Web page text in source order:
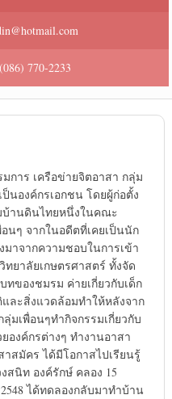
(086) 770-2233
การ เครือข่ายจิตอาสา กลุ่ม
นองค์กรเอกชน โดยผู้ก่อตั้ง
บ้านดินไทยหนึ่งในคณะ
นๆ จากในอดีตที่เคยเป็นนัก
าจากความชอบในการเข้า
ทยาลัยเกษตรศาสตร์ ทั้งจัด
ของชมรม ค่ายเกี่ยวกับเด็ก
ละสิ่งแวดล้อมทำให้หลังจาก
มเพื่อนๆทำกิจกรรมเกี่ยวกับ
องค์กรต่างๆ ทำงานอาสา
สมัคร ได้มีโอกาสไปเรียนรู้
สนิท องค์รักษ์ คลอง 15
ได้ทดลองกลับมาทำบ้าน